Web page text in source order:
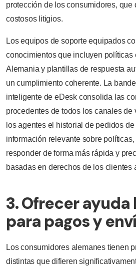
protección de los consumidores, que
costosos litigios.
Los equipos de soporte equipados
conocimientos que incluyen políticas
Alemania y plantillas de respuesta
un cumplimiento coherente. La
inteligente de eDesk consolida las
procedentes de todos los canales de
los agentes el historial de pedidos
información relevante sobre
responder de forma más rápida y
basadas en derechos de los clientes
3. Ofrecer
para pagos y
Los consumidores alemanes tienen
distintas que difieren